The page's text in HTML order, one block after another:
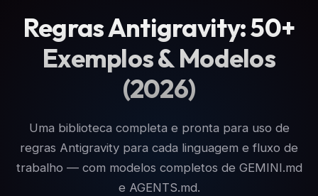
Regras Antigravity: 50+
Exemplos & Modelos
(2026)
Uma biblioteca completa e pronta para uso de
regras Antigravity para cada linguagem e fluxo de
trabalho — com modelos completos de GEMINI.md
e AGENTS.md.